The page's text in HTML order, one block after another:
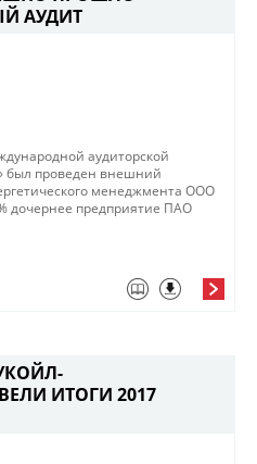
АУДИТ
аудиторской
был проведен внешний
менеджмента ООО
дочернее предприятие ПАО
ИТОГИ 2017